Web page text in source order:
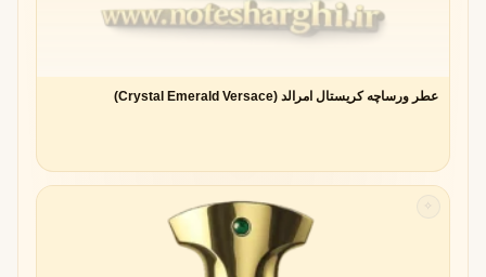
عطر ورساچه کریستال امرالد (Crystal Emerald Versace)